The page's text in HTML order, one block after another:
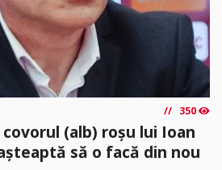
350
(alb) roșu lui Ioan
să o facă din nou